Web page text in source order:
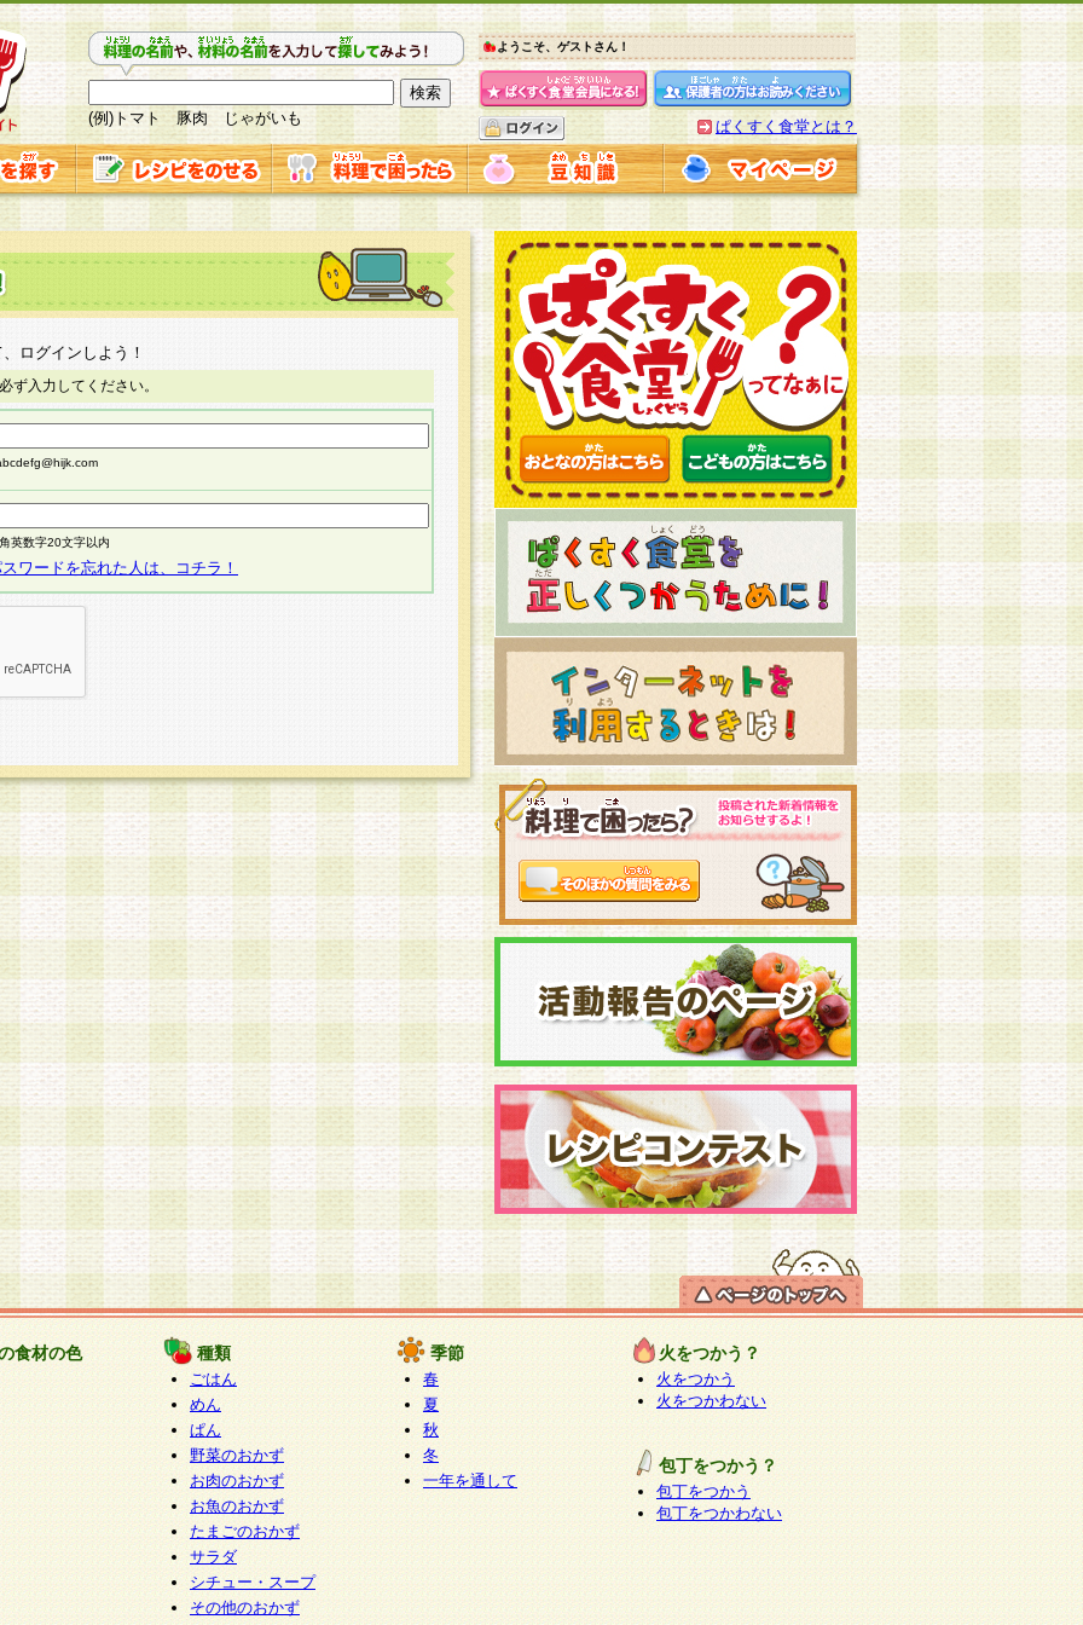
(例)トマト 豚肉 じゃがいも
ようこそ、ゲストさん！
ぱくすく食堂とは？
ログインしよう！
ず入力してください。
英数字20文字以内
ワードを忘れた人は、コチラ！
食材の色 種類
ごはん
めん
ぱん
野菜のおかず
お肉のおかず
お魚のおかず
たまごのおかず
サラダ
シチュー・スープ
その他のおかず
季節
春
夏
秋
冬
一年を通して
火をつかう？
火をつかう
火をつかわない
包丁をつかう？
包丁をつかう
包丁をつかわない